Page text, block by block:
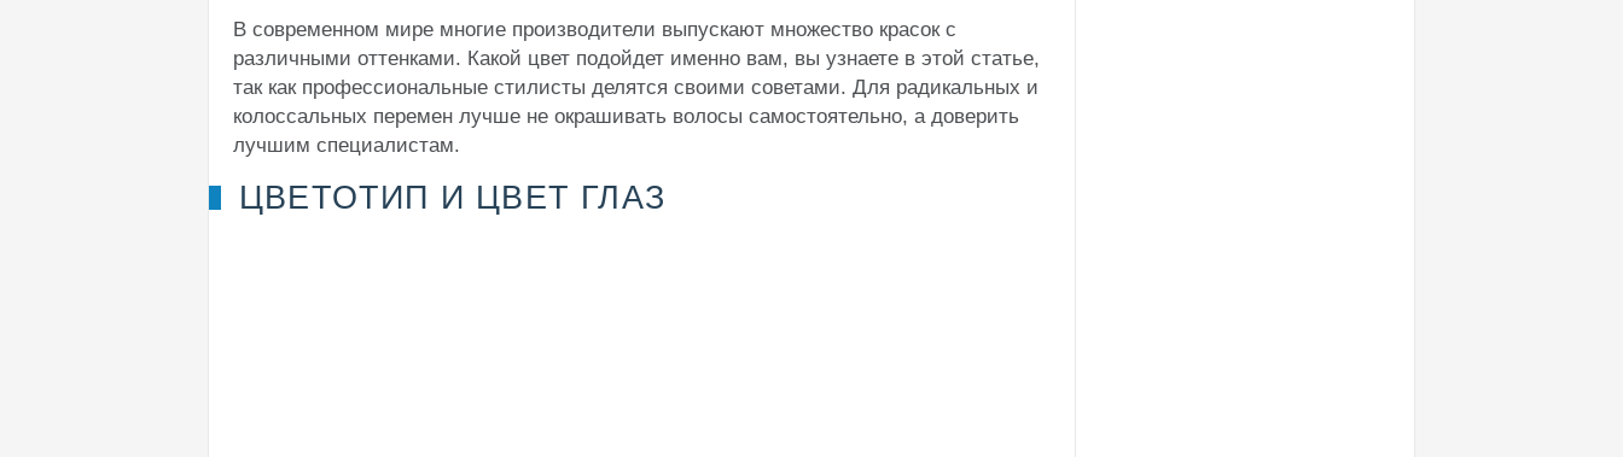
В современном мире многие производители выпускают множество красок с
различными оттенками. Какой цвет подойдет именно вам, вы узнаете в этой статье,
так как профессиональные стилисты делятся своими советами. Для радикальных и
колоссальных перемен лучше не окрашивать волосы самостоятельно, а доверить
лучшим специалистам.
ЦВЕТОТИП И ЦВЕТ ГЛАЗ